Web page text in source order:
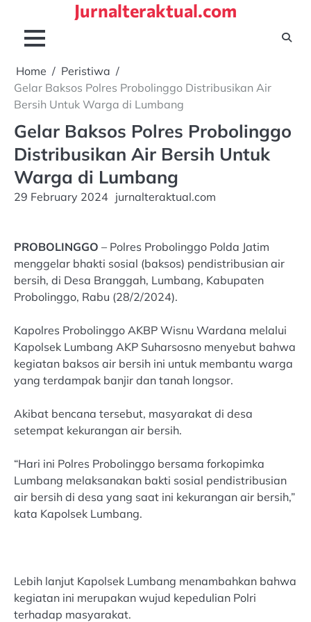
content
Jurnalteraktual.com
Home
Peristiwa
Gelar Baksos Polres Probolinggo Distribusikan Air
Bersih Untuk Warga di Lumbang
Gelar Baksos Polres Probolinggo
Distribusikan Air Bersih Untuk
Warga di Lumbang
29 February 2024 jurnalteraktual.com
PROBOLINGGO – Polres Probolinggo Polda Jatim
menggelar bhakti sosial (baksos) pendistribusian air
bersih, di Desa Branggah, Lumbang, Kabupaten
Probolinggo, Rabu (28/2/2024).
Kapolres Probolinggo AKBP Wisnu Wardana melalui
Kapolsek Lumbang AKP Suharsosno menyebut bahwa
kegiatan baksos air bersih ini untuk membantu warga
yang terdampak banjir dan tanah longsor.
Akibat bencana tersebut, masyarakat di desa
setempat kekurangan air bersih.
“Hari ini Polres Probolinggo bersama forkopimka
Lumbang melaksanakan bakti sosial pendistribusian
air bersih di desa yang saat ini kekurangan air bersih,”
kata Kapolsek Lumbang.
Lebih lanjut Kapolsek Lumbang menambahkan bahwa
kegiatan ini merupakan wujud kepedulian Polri
terhadap masyarakat.